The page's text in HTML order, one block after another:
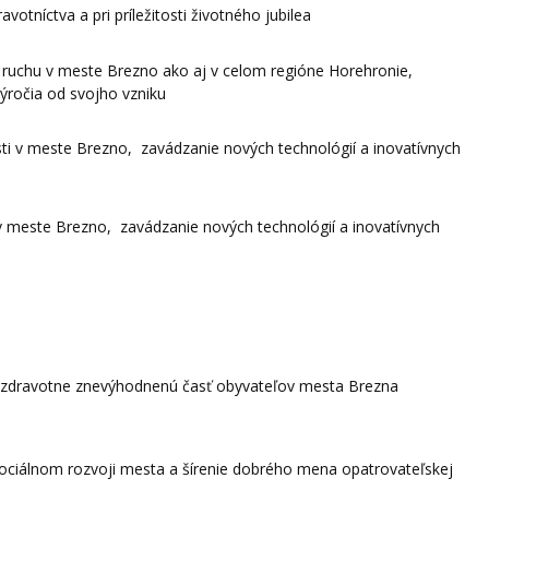
a pri príležitosti životného jubilea
v meste Brezno ako aj v celom regióne Horehronie,
od svojho vzniku
v meste Brezno, zavádzanie nových technológií a inovatívnych
Brezno, zavádzanie nových technológií a inovatívnych
znevýhodnenú časť obyvateľov mesta Brezna
rozvoji mesta a šírenie dobrého mena opatrovateľskej